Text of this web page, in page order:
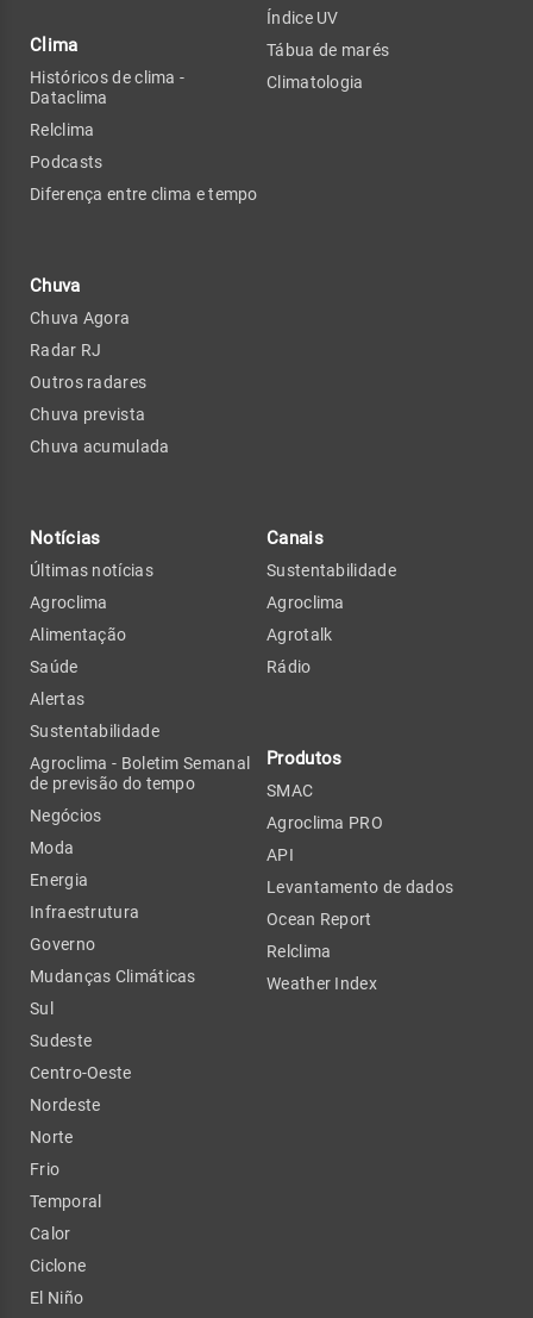
Clima
Históricos de clima -
Dataclima
Relclima
Podcasts
Diferença entre clima e tempo
Chuva
Chuva Agora
Radar RJ
Outros radares
Chuva prevista
Chuva acumulada
Índice UV
Tábua de marés
Climatologia
Notícias
Últimas notícias
Agroclima
Alimentação
Saúde
Alertas
Sustentabilidade
Agroclima - Boletim Semanal
de previsão do tempo
Negócios
Moda
Energia
Infraestrutura
Governo
Mudanças Climáticas
Sul
Sudeste
Centro-Oeste
Nordeste
Norte
Frio
Temporal
Calor
Ciclone
El Niño
Canais
Sustentabilidade
Agroclima
Agrotalk
Rádio
Produtos
SMAC
Agroclima PRO
API
Levantamento de dados
Ocean Report
Relclima
Weather Index